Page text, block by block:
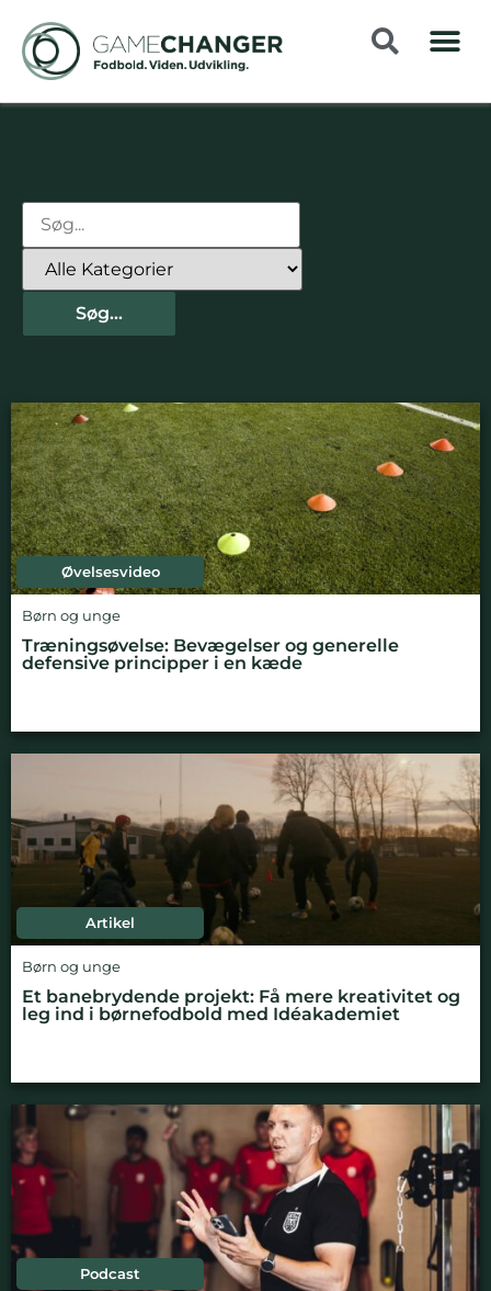
Øvelsesvideo
Børn og unge
Træningsøvelse: Bevægelser og generelle
defensive principper i en kæde
Artikel
Børn og unge
Et banebrydende projekt: Få mere kreativitet og
leg ind i børnefodbold med Idéakademiet
Podcast